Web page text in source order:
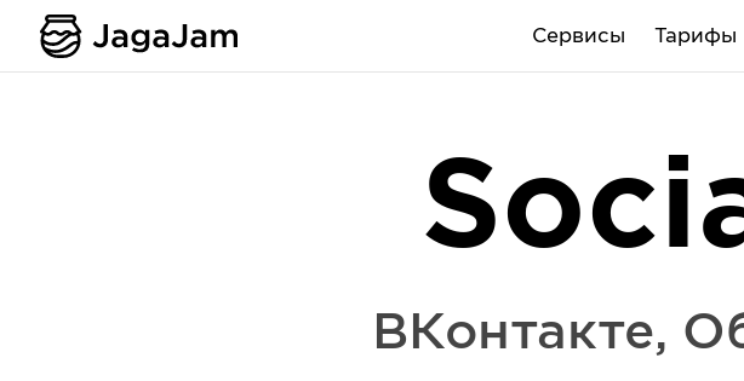
Сервисы Тарифы
ВКонтакте,